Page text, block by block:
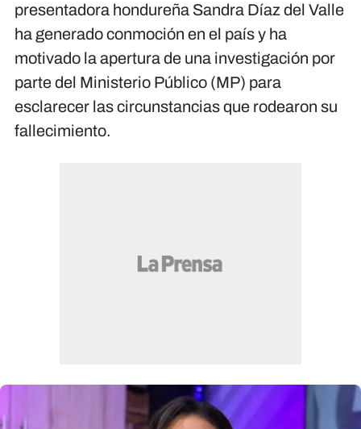
presentadora hondureña Sandra Díaz del Valle
ha generado conmoción en el país y ha
motivado la apertura de una investigación por
parte del Ministerio Público (MP) para
esclarecer las circunstancias que rodearon su
fallecimiento.